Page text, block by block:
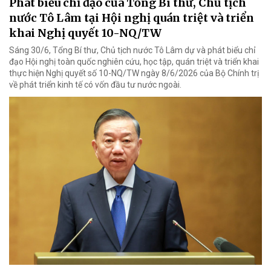
nước Tô Lâm tại Hội nghị quán triệt và triển
khai Nghị quyết 10-NQ/TW
Sáng 30/6, Tổng Bí thư, Chủ tịch nước Tô Lâm dự và phát biểu chỉ
đạo Hội nghị toàn quốc nghiên cứu, học tập, quán triệt và triển khai
thực hiện Nghị quyết số 10-NQ/TW ngày 8/6/2026 của Bộ Chính trị
về phát triển kinh tế có vốn đầu tư nước ngoài.